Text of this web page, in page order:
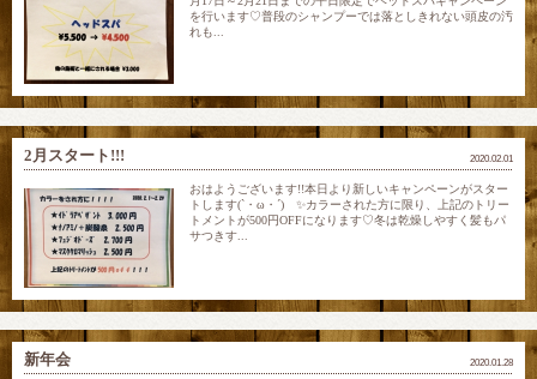
を行います♡普段のシャンプーでは落としきれない頭皮の汚
れも...
2020.02.01
2月スタート!!!
おはようございます!!本日より新しいキャンペーンがスター
トします(`・ω・´)ゞ✨カラーされた方に限り、上記のトリー
トメントが500円OFFになります♡冬は乾燥しやすく髪もパ
サつきす...
2020.01.28
新年会